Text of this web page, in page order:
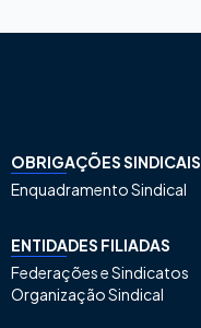
OBRIGAÇÕES SINDICAIS
Enquadramento Sindical
ENTIDADES FILIADAS
Federações e Sindicatos
Organização Sindical